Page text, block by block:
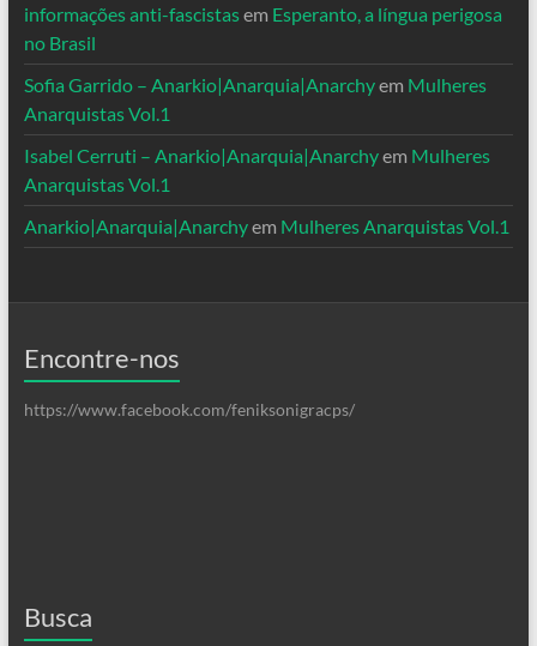
informações anti-fascistasem Esperanto, a língua perigosa
no Brasil
Sofia Garrido – Anarkio|Anarquia|Anarchyem Mulheres
Anarquistas Vol.1
Isabel Cerruti – Anarkio|Anarquia|Anarchyem Mulheres
Anarquistas Vol.1
Anarkio|Anarquia|Anarchyem Mulheres Anarquistas Vol.1
Encontre-nos
https://www.facebook.com/feniksonigracps/
Busca